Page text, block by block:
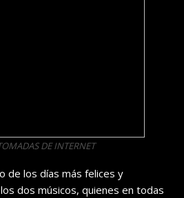
DE INTERNET
de los días más felices y
dos músicos, quienes en todas